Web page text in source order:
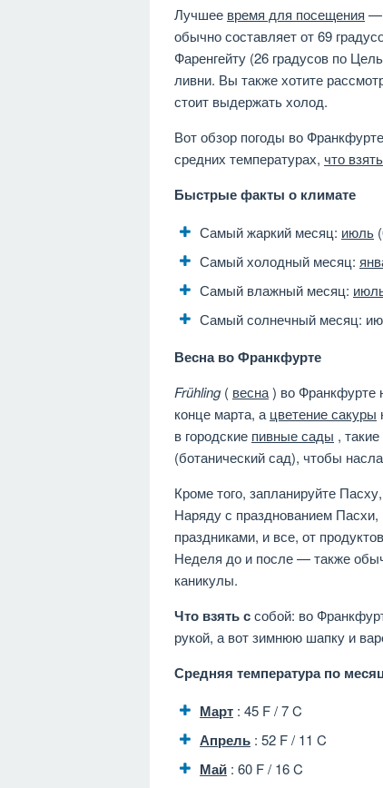
Лучшее время для посещения —
обычно составляет от 69
Фаренгейту (26 градусов по
ливни. Вы также хотите
стоит выдержать холод.
Вот обзор погоды во
средних температурах, что
Быстрые факты о климате
Самый жаркий месяц: июль
Самый холодный месяц:
Самый влажный месяц:
Самый солнечный месяц:
Весна во Франкфурте
Frühling( весна) во Франкфурте
конце марта, а цветение сакуры
в городские пивные сады , такие
(ботанический сад), чтобы
Кроме того, запланируйте
Наряду с празднованием
праздниками, и все, от
Неделя до и после — также
каникулы.
Что взять ссобой: во
рукой, а вот зимнюю шапку и
Средняя температура по
Март : 45 F / 7 C
Апрель : 52 F / 11 C
Май : 60 F / 16 C